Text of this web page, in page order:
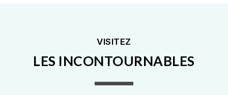
VISITEZ
LES INCONTOURNABLES